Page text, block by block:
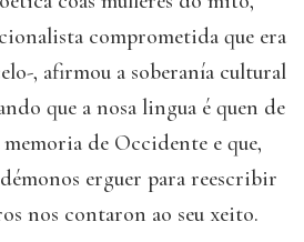
comprometida que era
, afirmou a soberanía cultural
que a nosa lingua é quen de
de Occidente e que,
erguer para reescribir
nos contaron ao seu xeito.